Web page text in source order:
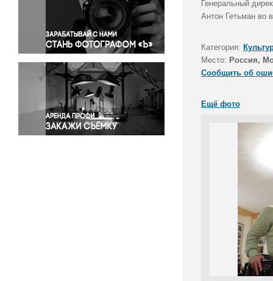
Правосудие
Происшествия и конфликты
Религия
Светская жизнь
Спорт
Экология
Экономика и бизнес
Генеральный
Антон Гетьман во
Категория:
Место: Россия,
Сообщить об
Ещё фото